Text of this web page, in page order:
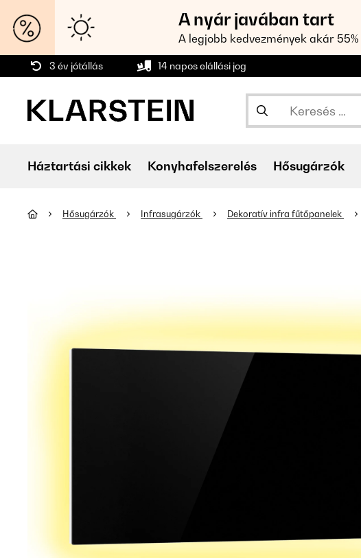
A nyár javában tart
A legjobb kedvezmények akár 55%
3 év jótállás 14 napos elállási jog
Háztartási cikkek Konyhafelszerelés Hősugárzók
Hősugárzók Infrasugárzók Dekoratív infra fűtőpanelek